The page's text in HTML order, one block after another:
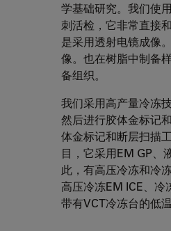
学基础研究。我们使
刺活检，它非常直接
是采用透射电镜成像
像。也在树脂中制备
备组织。
我们采用高产量冷冻
然后进行胶体金标记
体金标记和断层扫描
目，它采用EM GP、
此，有高压冷冻和冷
高压冷冻EM ICE、
带有VCT冷冻台的低